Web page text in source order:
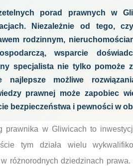
porad prawnych w
Niezależnie od tego,
rodzinnym,
wsparcie
specjalista nie tylko pomoże
najlepsze możliwe
prawnej może zapobiec
bezpieczeństwa i pewności w
prawnika w Gliwicach to
tym działa wielu
różnorodnych dziedzinach